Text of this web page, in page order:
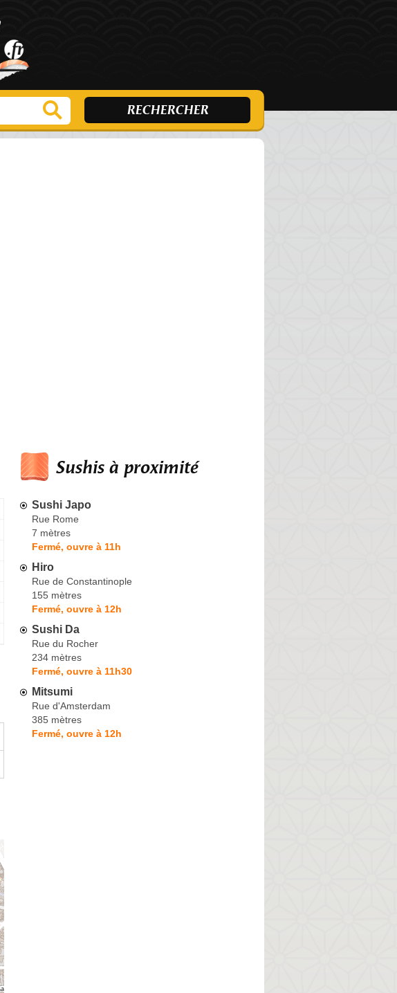
Sushis à proximité
Sushi Japo
Rue Rome
7 mètres
Fermé, ouvre à 11h
Hiro
Rue de Constantinople
155 mètres
Fermé, ouvre à 12h
Sushi Da
Rue du Rocher
234 mètres
Fermé, ouvre à 11h30
Mitsumi
Rue d'Amsterdam
385 mètres
Fermé, ouvre à 12h